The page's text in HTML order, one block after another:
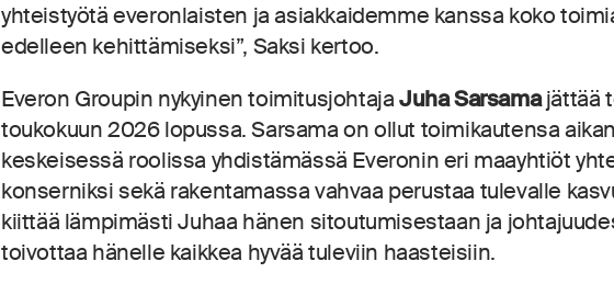
yhteistyötä everonlaisten ja asiakkaidemme kanssa koko
edelleen kehittämiseksi”, Saksi kertoo.
Everon Groupin nykyinen toimitusjohtajaJuha Sarsamajättää
toukokuun 2026 lopussa. Sarsama on ollut toimikautensa
keskeisessä roolissa yhdistämässä Everonin eri maayhtiöt
konserniksi sekä rakentamassa vahvaa perustaa tulevalle
kiittää lämpimästi Juhaa hänen sitoutumisestaan ja
toivottaa hänelle kaikkea hyvää tuleviin haasteisiin.